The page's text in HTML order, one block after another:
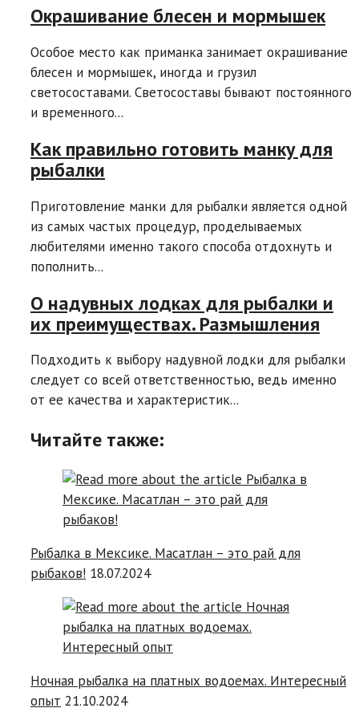
Окрашивание блесен и мормышек
Особое место как приманка занимает окрашивание
блесен и мормышек, иногда и грузил
светосоставами. Светосоставы бывают постоянного
и временного...
Как правильно готовить манку для
рыбалки
Приготовление манки для рыбалки является одной
из самых частых процедур, проделываемых
любителями именно такого способа отдохнуть и
пополнить...
О надувных лодках для рыбалки и
их преимуществах. Размышления
Подходить к выбору надувной лодки для рыбалки
следует со всей ответственностью, ведь именно
от ее качества и характеристик...
Читайте также:
Рыбалка в Мексике. Масатлан – это рай для
рыбаков! 18.07.2024
Ночная рыбалка на платных водоемах. Интересный
опыт 21.10.2024